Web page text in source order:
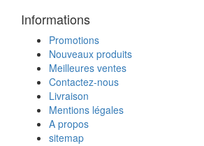
Informations
Promotions
Nouveaux produits
Meilleures ventes
Contactez-nous
Livraison
Mentions légales
A propos
sitemap